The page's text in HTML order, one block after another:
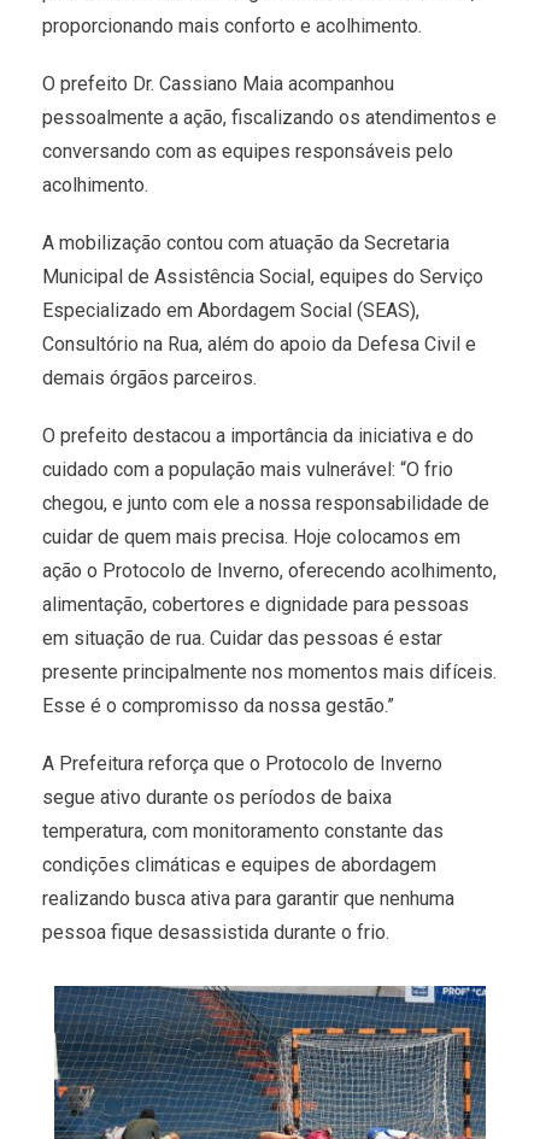
proporcionando mais conforto e acolhimento.
O prefeito Dr. Cassiano Maia acompanhou
pessoalmente a ação, fiscalizando os atendimentos e
conversando com as equipes responsáveis pelo
acolhimento.
A mobilização contou com atuação da Secretaria
Municipal de Assistência Social, equipes do Serviço
Especializado em Abordagem Social (SEAS),
Consultório na Rua, além do apoio da Defesa Civil e
demais órgãos parceiros.
O prefeito destacou a importância da iniciativa e do
cuidado com a população mais vulnerável: “O frio
chegou, e junto com ele a nossa responsabilidade de
cuidar de quem mais precisa. Hoje colocamos em
ação o Protocolo de Inverno, oferecendo acolhimento,
alimentação, cobertores e dignidade para pessoas
em situação de rua. Cuidar das pessoas é estar
presente principalmente nos momentos mais difíceis.
Esse é o compromisso da nossa gestão.”
A Prefeitura reforça que o Protocolo de Inverno
segue ativo durante os períodos de baixa
temperatura, com monitoramento constante das
condições climáticas e equipes de abordagem
realizando busca ativa para garantir que nenhuma
pessoa fique desassistida durante o frio.